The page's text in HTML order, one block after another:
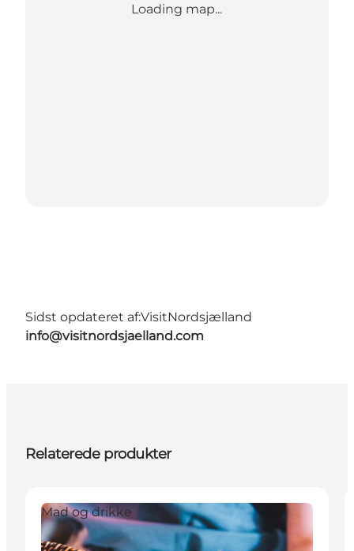
Loading map...
Sidst opdateret af:VisitNordsjælland
info@visitnordsjaelland.com
Relaterede produkter
Mad og drikke